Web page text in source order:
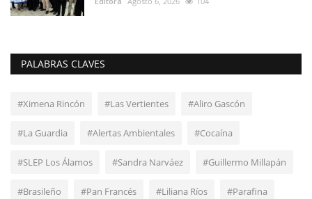
PALABRAS CLAVES
#Ximena Rincón #Las Vertientes #Aliro Gascón
#La Guardia #Alertas Ambientales #Cocaína
#SLEP Los Álamos #Sandra Narváez #Guillermo Millapán
#Brasileño #Pan Francés #Liliana Ríos #Parafina